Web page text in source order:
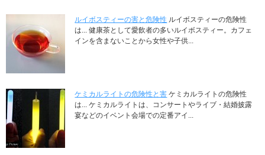
ルイボスティーの害と危険性 ルイボスティーの危険性
は... 健康茶として愛飲者の多いルイボスティー。カフェ
インを含まないことから女性や子供...
ケミカルライトの危険性と害 ケミカルライトの危険性
は... ケミカルライトは、コンサートやライブ・結婚披露
宴などのイベント会場での定番アイ...